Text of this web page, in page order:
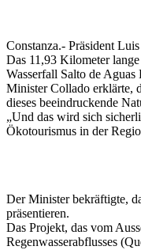
Constanza.- Präsident
Das 11,93 Kilometer
Wasserfall Salto de
Minister Collado erklärte,
dieses beeindruckende
„Und das wird sich
Ökotourismus in der
Der Minister bekräftigte,
präsentieren.
Das Projekt, das vom
Regenwasserabflusses